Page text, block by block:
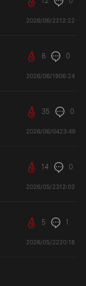
2026/06/2212:22
8 0
2026/06/1906:24
35 0
2026/06/0423:49
14 0
2026/05/2312:03
5 1
2026/05/2220:18